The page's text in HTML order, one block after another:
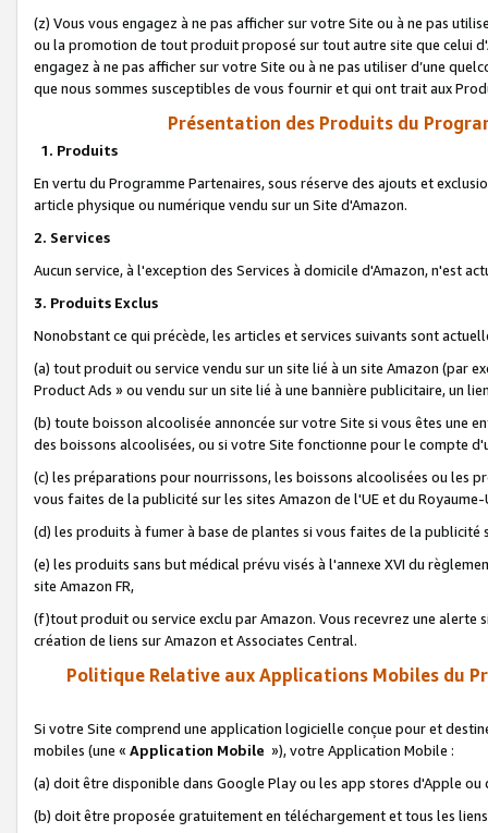
(z) Vous vous engagez à ne pas afficher sur votre Site ou à ne pas
ou la promotion de tout produit proposé sur tout autre site que celui
engagez à ne pas afficher sur votre Site ou à ne pas utiliser d’une
que nous sommes susceptibles de vous fournir et qui ont trait aux
Présentation des Produits du
1. Produits
En vertu du Programme Partenaires, sous réserve des ajouts et
article physique ou numérique vendu sur un Site d'Amazon.
2. Services
Aucun service, à l'exception des Services à domicile d'Amazon, n'est
3. Produits Exclus
Nonobstant ce qui précède, les articles et services suivants sont
(a) tout produit ou service vendu sur un site lié à un site Amazon (par
Product Ads » ou vendu sur un site lié à une bannière publicitaire, un
(b) toute boisson alcoolisée annoncée sur votre Site si vous êtes une
des boissons alcoolisées, ou si votre Site fonctionne pour le compte
(c) les préparations pour nourrissons, les boissons alcoolisées ou les
vous faites de la publicité sur les sites Amazon de l'UE et du Royaume-
(d) les produits à fumer à base de plantes si vous faites de la publicité
(e) les produits sans but médical prévu visés à l'annexe XVI du
site Amazon FR,
(f)tout produit ou service exclu par Amazon. Vous recevrez une alerte
création de liens sur Amazon et Associates Central.
Politique Relative aux Applications Mobiles du
Si votre Site comprend une application logicielle conçue pour et
mobiles (une « Application Mobile »), votre Application Mobile :
(a) doit être disponible dans Google Play ou les app stores d'Apple ou
(b) doit être proposée gratuitement en téléchargement et tous les